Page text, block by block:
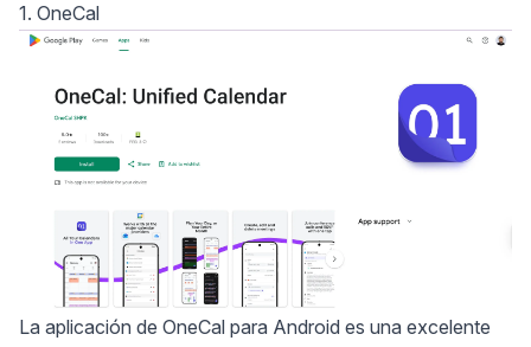
1. OneCal
La aplicación de OneCal para Android es una excelente